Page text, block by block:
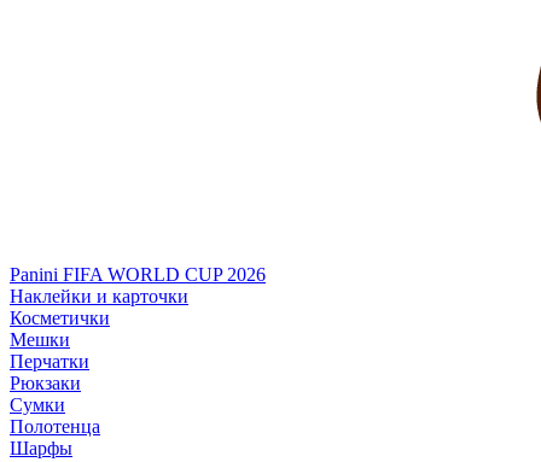
Panini FIFA WORLD CUP 2026
Наклейки и карточки
Косметички
Мешки
Перчатки
Рюкзаки
Сумки
Полотенца
Шарфы